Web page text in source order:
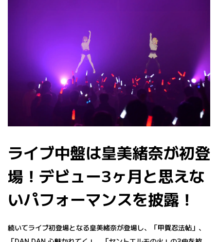
ライブ中盤は皇美緒奈が初登
場！デビュー3ヶ月と思えな
いパフォーマンスを披露！
続いてライブ初登場となる皇美緒奈が登場し、「甲賀忍法帖」、